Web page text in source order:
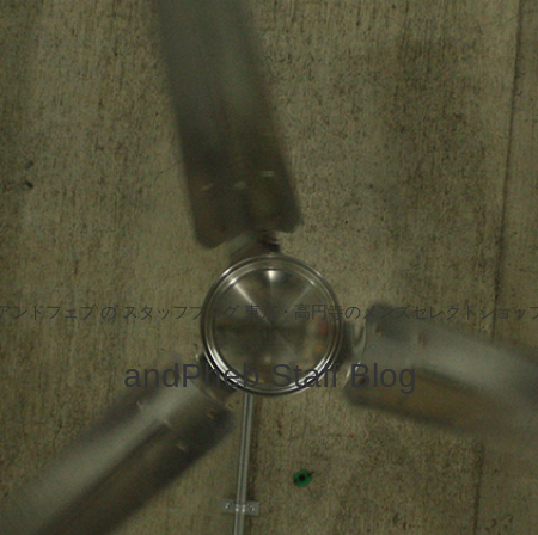
アンドフェブ の スタッフブログ 東京・高円寺のメンズセレクトショッ
andPheb Staff Blog